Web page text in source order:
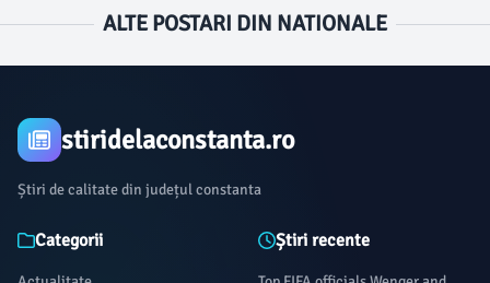
ALTE POSTARI DIN NATIONALE
stiridelaconstanta.ro
Știri de calitate din județul constanta
Categorii Știri recente